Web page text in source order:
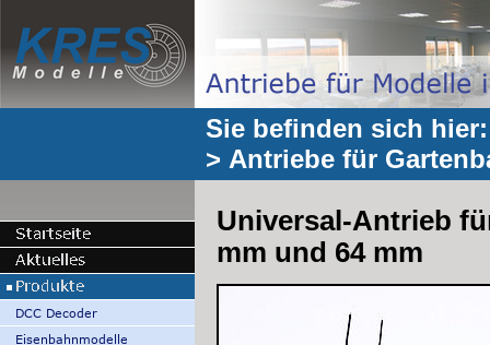
Sie befinden sich
> Antriebe für
Universal-Antrieb
mm und 64 mm